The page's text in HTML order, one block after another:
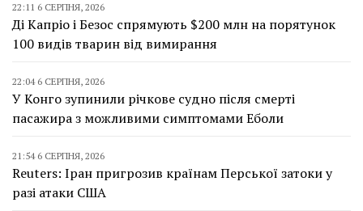
22:11 6 СЕРПНЯ, 2026
Ді Капріо і Безос спрямують $200 млн на порятунок
100 видів тварин від вимирання
22:04 6 СЕРПНЯ, 2026
У Конго зупинили річкове судно після смерті
пасажира з можливими симптомами Еболи
21:54 6 СЕРПНЯ, 2026
Reuters: Іран пригрозив країнам Перської затоки у
разі атаки США